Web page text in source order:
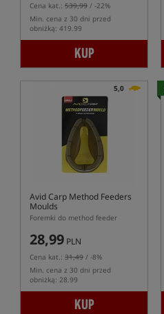
Cena kat.: 539,99 / -22%
Min. cena z 30 dni przed
obniżką: 419.99
KUP
5,0
Avid Carp Method Feeders
Moulds
Foremki do method feeder
28,99 PLN
Cena kat.: 31,49 / -8%
Min. cena z 30 dni przed
obniżką: 28.99
KUP